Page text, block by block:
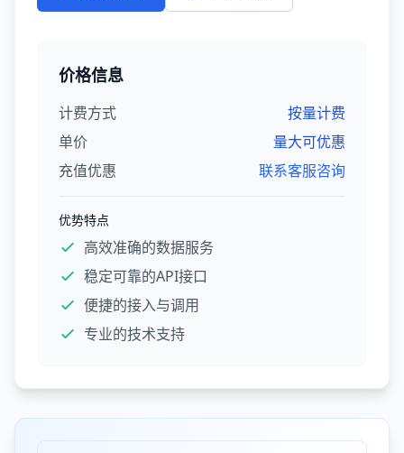
价格信息
计费方式
按量计费
单价
量大可优惠
充值优惠
联系客服咨询
优势特点
高效准确的数据服务
稳定可靠的API接口
便捷的接入与调用
专业的技术支持